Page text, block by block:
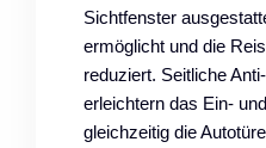
Sichtfenster
ermöglicht und die
reduziert. Seitliche
erleichtern das Ein-
gleichzeitig die